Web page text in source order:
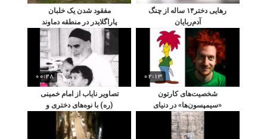
رهایی دختر۱۴ ساله از چنگ
آدم‌ربایان
مفقود شدن یک خلبان
پاراگلایدر در منطقه دماوند
حین پرواز
02:13
شخصیت‌های کارتون
«سیمپسون‌ها» در دنیای
واقعی با کمک هوش
مصنوعی
00:28
تصاویر نایاب از امام خمینی
(ره) با نوه‌های دختری و
پسری